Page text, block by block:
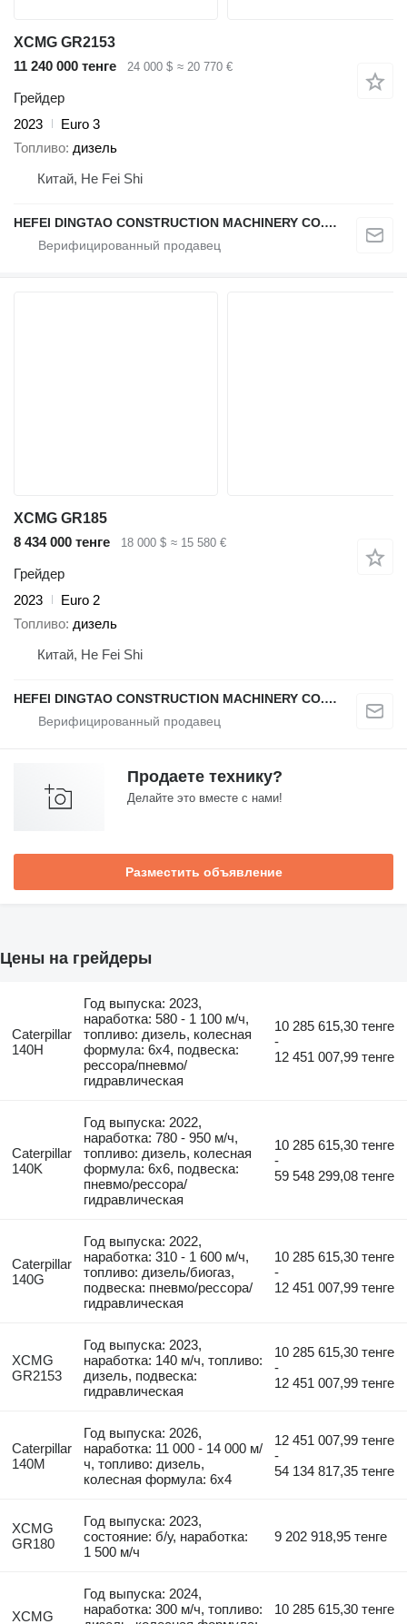
XCMG GR2153
11 240 000 тенге
24 000 $ ≈ 20 770 €
Грейдер
2023
Euro 3
Топливо дизель
Китай, He Fei Shi
HEFEI DINGTAO CONSTRUCTION MACHINERY CO., LIMITED
XCMG GR185
8 434 000 тенге
18 000 $ ≈ 15 580 €
Грейдер
2023
Euro 2
Топливо дизель
Китай, He Fei Shi
HEFEI DINGTAO CONSTRUCTION MACHINERY CO., LIMITED
Продаете технику?
Делайте это вместе с нами!
Разместить объявление
Цены на грейдеры
Caterpillar
140H
Год выпуска: 2023,
наработка: 580 - 1 100 м/ч,
топливо: дизель, колесная
формула: 6x4, подвеска:
рессора/пневмо/
гидравлическая
10 285 615,30 тенге
-
12 451 007,99 тенге
Caterpillar
140K
Год выпуска: 2022,
наработка: 780 - 950 м/ч,
топливо: дизель, колесная
формула: 6x6, подвеска:
пневмо/рессора/
гидравлическая
10 285 615,30 тенге
-
59 548 299,08 тенге
Caterpillar
140G
Год выпуска: 2022,
наработка: 310 - 1 600 м/ч,
топливо: дизель/биогаз,
подвеска: пневмо/рессора/
гидравлическая
10 285 615,30 тенге
-
12 451 007,99 тенге
XCMG
GR2153
Год выпуска: 2023,
наработка: 140 м/ч, топливо:
дизель, подвеска:
гидравлическая
10 285 615,30 тенге
-
12 451 007,99 тенге
Caterpillar
140M
Год выпуска: 2026,
наработка: 11 000 - 14 000 м/
ч, топливо: дизель,
колесная формула: 6x4
12 451 007,99 тенге
-
54 134 817,35 тенге
XCMG
GR180
Год выпуска: 2023,
состояние: б/у, наработка:
1 500 м/ч
9 202 918,95 тенге
XCMG
Год выпуска: 2024,
наработка: 300 м/ч, топливо:
10 285 615,30 тенге